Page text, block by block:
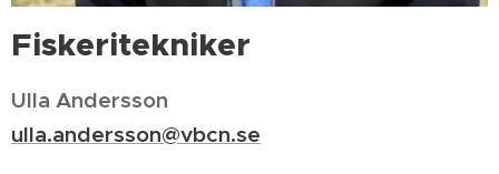
Fiskeritekniker
Ulla Andersson
ulla.andersson@vbcn.se